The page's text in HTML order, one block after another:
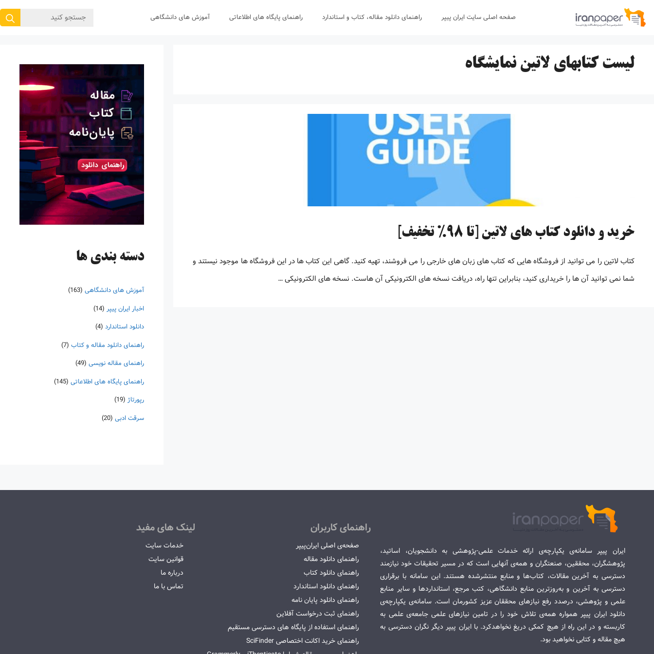
پرش
صفحه اصلی سایت ایران پیپر راهنمای دانلود مقاله، کتاب و استاندارد راهنمای پایگاه های اطلاعاتی آموزش های دانشگاهی
جستجوی
لیست کتابهای لاتین نمایشگاه
خرید و دانلود کتاب های لاتین [تا 98% تخفیف]
کتاب لاتین را می توانید از فروشگاه هایی که کتاب های زبان های خارجی را می فروشند، تهیه کنید. گاهی این کتاب ها در این فروشگاه ها موجود نیستند و
شما نمی توانید آن ها را خریداری کنید، بنابراین تنها راه، دریافت نسخه های الکترونیکی آن هاست. نسخه های الکترونیکی …
دسته‌ بندی ها
آموزش های دانشگاهی (163)
اخبار ایران پیپر (14)
دانلود استاندارد (4)
راهنمای دانلود مقاله و کتاب (7)
راهنمای مقاله نویسی (49)
راهنمای پایگاه های اطلاعاتی (145)
رپورتاژ (19)
سرقت ادبی (20)
ایران پیپر سامانه‌ی یکپارچه‌ی ارائه خدمات علمی-پژوهشی به دانشجویان، اساتید،
پژوهشگران، محققین، صنعتگران و همه‌ی آنهایی است که در مسیر تحقیقات خود نیازمند
دسترسی به آخرین مقالات، کتاب‌ها و منابع منتشرشده هستند. این سامانه با برقراری
دسترسی به آخرین و به‌روزترین منابع دانشگاهی، کتب مرجع، استانداردها و سایر منابع
علمی و پژوهشی، درصدد رفع نیازهای محققان عزیز کشورمان است. سامانه‌ی یکپارچه‌ی
دانلود ایران پیپر همواره همه‌ی تلاش خود را در تامین نیازهای علمی جامعه‌ی علمی به
کاربسته و در این راه از هیچ کمکی دریغ نخواهدکرد. با ایران پیپر دیگر نگران دسترسی به
هیچ مقاله و کتابی نخواهید بود.
راهنمای کاربران
صفحه‌ی اصلی ایران‌پیپر
راهنمای دانلود مقاله
راهنمای دانلود کتاب
راهنمای دانلود استاندارد
راهنمای دانلود پایان نامه
راهنمای ثبت درخواست آفلاین
راهنمای استفاده از پایگاه های دسترسی مستقیم
راهنمای خرید اکانت اختصاصی SciFinder
لینک های مفید
خدمات سایت
قوانین سایت
درباره ما
تماس با ما